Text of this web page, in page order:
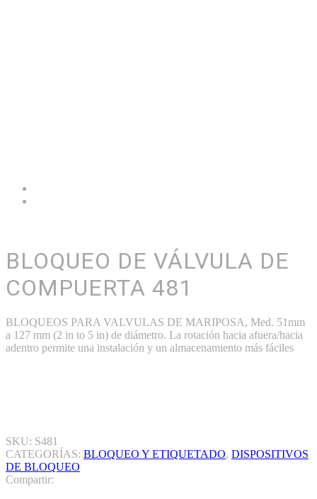
BLOQUEO DE VÁLVULA DE
COMPUERTA 481
BLOQUEOS PARA VALVULAS DE MARIPOSA, Med. 51mm
a 127 mm (2 in to 5 in) de diámetro. La rotación hacia afuera/hacia
adentro permite una instalación y un almacenamiento más fáciles
SKU: S481
CATEGORÍAS: BLOQUEO Y ETIQUETADO, DISPOSITIVOS
DE BLOQUEO
Compartir: